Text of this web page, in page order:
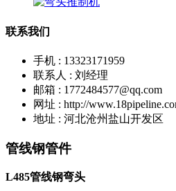
联系我们
手机 : 13323171959
联系人 : 刘经理
邮箱 : 1772484577@qq.com
网址 : http://
地址 : 河北沧州盐山开发区
管线钢管件
L485管线钢弯头